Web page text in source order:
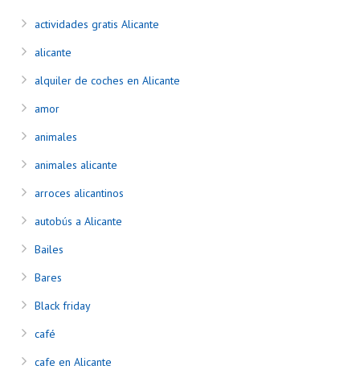
actividades gratis Alicante
alicante
alquiler de coches en Alicante
amor
animales
animales alicante
arroces alicantinos
autobús a Alicante
Bailes
Bares
Black friday
café
cafe en Alicante